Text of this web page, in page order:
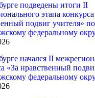
подведены итоги II
этапа конкурса
подвиг учителя» по
федеральному
начался II
«За нравственный
федеральному